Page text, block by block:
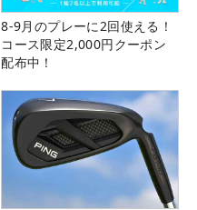
8-9月のプレーに2回使える！
コース限定2,000円クーポン
配布中！